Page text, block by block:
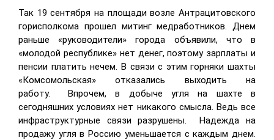
Так 19 сентября на площади возле Антрацитовского
горисполкома прошел митинг медработников. Днем
раньше «руководители» города объявили, что в
«молодой республике» нет денег, поэтому зарплаты и
пенсии платить нечем. В связи с этим горняки шахты
«Комсомольская» отказались выходить на
работу.
Впрочем, в добыче угля на шахте в
сегодняшних условиях нет никакого смысла. Ведь все
инфраструктурные связи разрушены.
Надежда на
продажу угля в Россию уменьшается с каждым днем.